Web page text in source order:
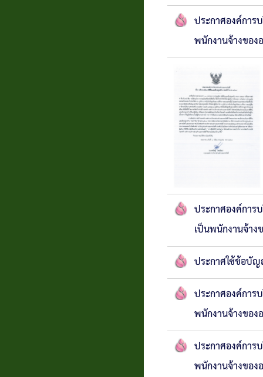
ประกาศองค์การ
พนักงานจ้างขอ
ประกาศองค์กา
เป็นพนักงานจ้า
ประกาศใช้ข้อบั
ประกาศองค์การ
พนักงานจ้างขอ
ประกาศองค์การ
พนักงานจ้างขอ